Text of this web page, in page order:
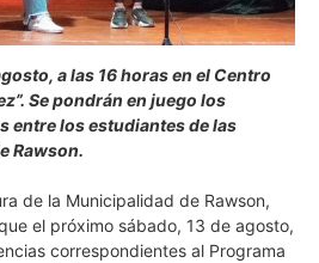
a las 16 horas en el Centro
Se pondrán en juego los
entre los estudiantes de las
Rawson.
de la Municipalidad de Rawson,
el próximo sábado, 13 de agosto,
correspondientes al Programa